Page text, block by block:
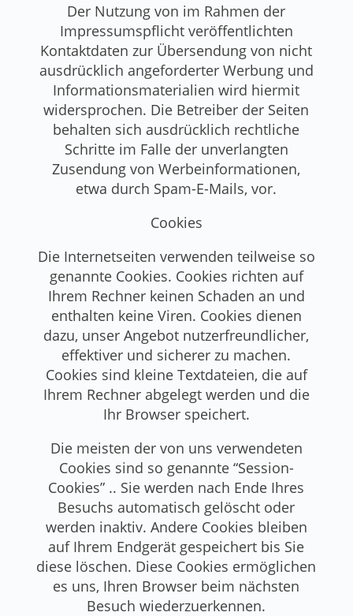
Der Nutzung von im Rahmen der
Impressumspflicht veröffentlichten
Kontaktdaten zur Übersendung von nicht
ausdrücklich angeforderter Werbung und
Informationsmaterialien wird hiermit
widersprochen. Die Betreiber der Seiten
behalten sich ausdrücklich rechtliche
Schritte im Falle der unverlangten
Zusendung von Werbeinformationen,
etwa durch Spam-E-Mails, vor.
Cookies
Die Internetseiten verwenden teilweise so
genannte Cookies. Cookies richten auf
Ihrem Rechner keinen Schaden an und
enthalten keine Viren. Cookies dienen
dazu, unser Angebot nutzerfreundlicher,
effektiver und sicherer zu machen.
Cookies sind kleine Textdateien, die auf
Ihrem Rechner abgelegt werden und die
Ihr Browser speichert.
Die meisten der von uns verwendeten
Cookies sind so genannte “Session-
Cookies” .. Sie werden nach Ende Ihres
Besuchs automatisch gelöscht oder
werden inaktiv. Andere Cookies bleiben
auf Ihrem Endgerät gespeichert bis Sie
diese löschen. Diese Cookies ermöglichen
es uns, Ihren Browser beim nächsten
Besuch wiederzuerkennen.